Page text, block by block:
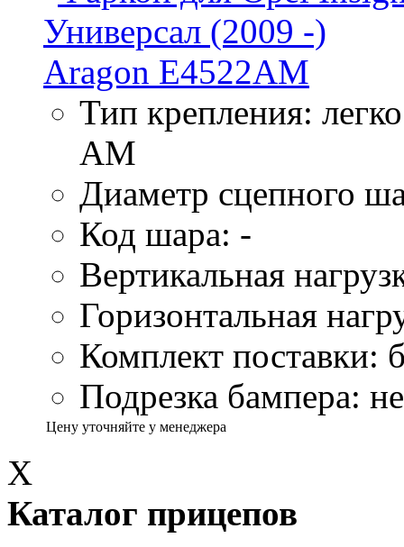
Тип крепления:
AM
Диаметр сцепного
Код шара: -
Вертикальная
Горизонтальная
Комплект поставки:
Подрезка бампера:
Цену уточняйте у менеджера
X
Каталог прицепов